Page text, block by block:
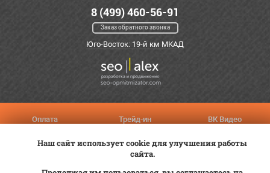
8 (499) 460-56-91
Заказ обратного звонка
Юго-Восток: 19-й км МКАД
Оплата
Трейд-ин
Статьи
ВК Видео
Наш сайт использует cookie для улучшения работы
сайта.